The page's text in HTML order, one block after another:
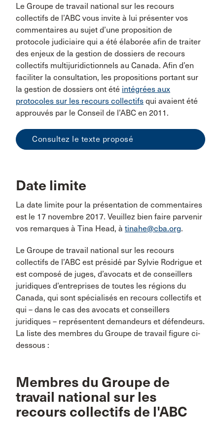
Le Groupe de travail national sur les recours
collectifs de l’ABC vous invite à lui présenter vos
commentaires au sujet d’une proposition de
protocole judiciaire qui a été élaborée afin de traiter
des enjeux de la gestion de dossiers de recours
collectifs multijuridictionnels au Canada. Afin d’en
faciliter la consultation, les propositions portant sur
la gestion de dossiers ont été intégrées aux
protocoles sur les recours collectifs qui avaient été
approuvés par le Conseil de l’ABC en 2011.
Consultez le texte proposé
Date limite
La date limite pour la présentation de commentaires
est le 17 novembre 2017. Veuillez bien faire parvenir
vos remarques à Tina Head, à tinahe@cba.org.
Le Groupe de travail national sur les recours
collectifs de l’ABC est présidé par Sylvie Rodrigue et
est composé de juges, d’avocats et de conseillers
juridiques d’entreprises de toutes les régions du
Canada, qui sont spécialisés en recours collectifs et
qui – dans le cas des avocats et conseillers
juridiques – représentent demandeurs et défendeurs.
La liste des membres du Groupe de travail figure ci-
dessous :
Membres du Groupe de
travail national sur les
recours collectifs de l'ABC